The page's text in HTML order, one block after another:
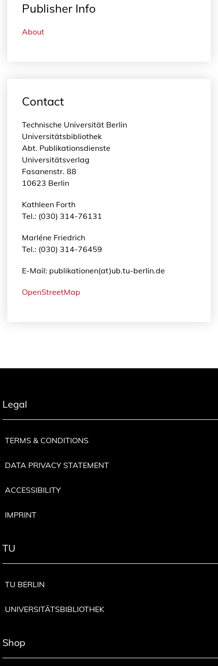
Publisher Info
About
Contact
Technische Universität Berlin
Universitätsbibliothek
Abt. Publikationsdienste
Universitätsverlag
Fasanenstr. 88
10623 Berlin
Kathleen Forth
Tel.: (030) 314-76131
Marléne Friedrich
Tel.: (030) 314-76459
E-Mail: publikationen(at)ub.tu-berlin.de
OpenStreetMap
Legal
TERMS & CONDITIONS
DATA PRIVACY STATEMENT
ACCESSIBILITY
IMPRINT
TU
TU BERLIN
UNIVERSITÄTSBIBLIOTHEK
Shop